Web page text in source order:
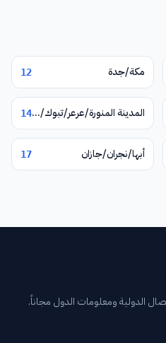
مكة/جدة 12
المدينة المنورة/عرعر/تبوك/ينبع البحر14
أبها/نجران/جازان 17